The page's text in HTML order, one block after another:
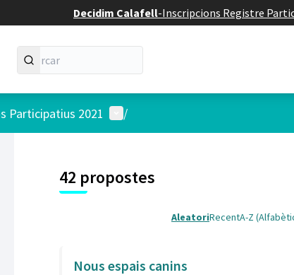
Decidim Calafell-Inscripcions Registre
Participatius 2021 Menú d'usuari
/
42 propostes
AleatoriRecentA-Z
Nous espais canins